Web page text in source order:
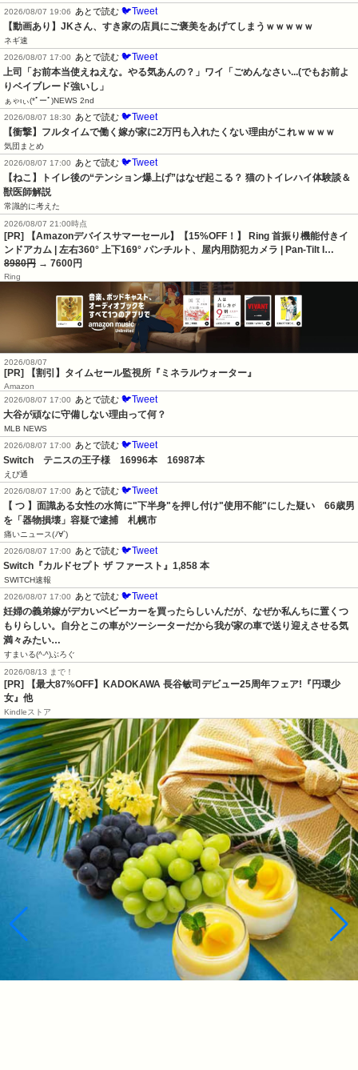
2026/08/07 19:06
あとで読む 🐦Tweet
【動画あり】JKさん、すき家の店員にご褒美をあげてしまうｗｗｗｗｗ
ネギ速
2026/08/07 17:00
あとで読む 🐦Tweet
上司「お前本当使えねえな。やる気あんの？」ワイ「ごめんなさい...(でもお前よ
りベイブレード強いし」
ぁゃιぃ(*ﾟーﾟ)NEWS 2nd
2026/08/07 18:30
あとで読む 🐦Tweet
【衝撃】フルタイムで働く嫁が家に2万円も入れたくない理由がこれｗｗｗｗ
気団まとめ
2026/08/07 17:00
あとで読む 🐦Tweet
【ねこ】トイレ後の“テンション爆上げ”はなぜ起こる？ 猫のトイレハイ体験談＆
獣医師解説
常識的に考えた
2026/08/07 21:00時点
[PR] 【Amazonデバイスサマーセール】【15%OFF！】 Ring 首振り機能付きイ
ンドアカム | 左右360° 上下169° パンチルト、屋内用防犯カメラ | Pan-Tilt I…
8980円 → 7600円
Ring
2026/08/07
[PR] 【割引】タイムセール監視所『ミネラルウォーター』
Amazon
2026/08/07 17:00
あとで読む 🐦Tweet
大谷が頑なに守備しない理由って何？
MLB NEWS
2026/08/07 17:00
あとで読む 🐦Tweet
Switch　テニスの王子様　16996本　16987本
えび通
2026/08/07 17:00
あとで読む 🐦Tweet
【 つ 】面識ある女性の水筒に"下半身"を押し付け"使用不能"にした疑い　66歳男
を「器物損壊」容疑で逮捕　札幌市
痛いニュース(ﾉ∀`)
2026/08/07 17:00
あとで読む 🐦Tweet
Switch『カルドセプト ザ ファースト』1,858 本
SWITCH速報
2026/08/07 17:00
あとで読む 🐦Tweet
妊婦の義弟嫁がデカいベビーカーを買ったらしいんだが、なぜか私んちに置くつ
もりらしい。自分とこの車がツーシーターだから我が家の車で送り迎えさせる気
満々みたい…
すまいる(^-^)ぶろぐ
2026/08/13 まで！
[PR] 【最大87%OFF】KADOKAWA 長谷敏司デビュー25周年フェア!『円環少
女』他
Kindleストア